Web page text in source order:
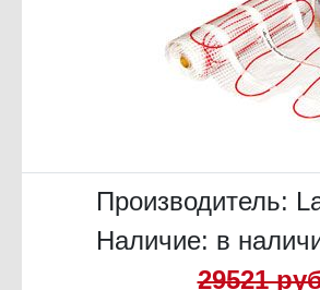
Производитель:
Наличие: в
29521